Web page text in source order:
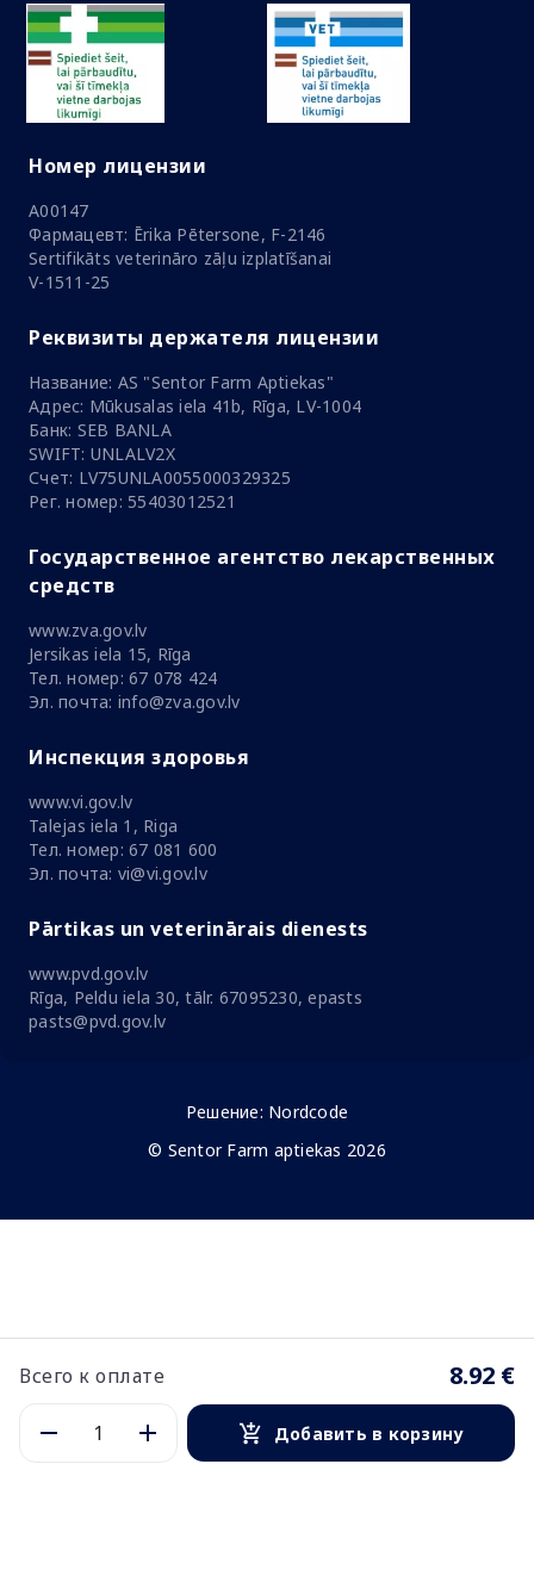
Всего к оплате 8.92 €
Добавить в корзину
Номер лицензии
A00147
Фармацевт: Ērika Pētersone, F-2146
Sertifikāts veterināro zāļu izplatīšanai
V-1511-25
Реквизиты держателя лицензии
Название: AS "Sentor Farm Aptiekas"
Адрес: Mūkusalas iela 41b, Rīga, LV-1004
Банк: SEB BANLA
SWIFT: UNLALV2X
Счет: LV75UNLA0055000329325
Рег. номер: 55403012521
Государственное агентство лекарственных
средств
www.zva.gov.lv
Jersikas iela 15, Rīga
Тел. номер: 67 078 424
Эл. почта: info@zva.gov.lv
Инспекция здоровья
www.vi.gov.lv
Talejas iela 1, Riga
Тел. номер: 67 081 600
Эл. почта: vi@vi.gov.lv
Pārtikas un veterinārais dienests
www.pvd.gov.lv
Rīga, Peldu iela 30, tālr. 67095230, epasts
pasts@pvd.gov.lv
Решение: Nordcode
© Sentor Farm aptiekas 2026